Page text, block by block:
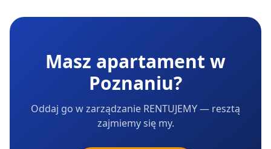
Masz apartament w
Poznaniu?
Oddaj go w zarządzanie RENTUJEMY — resztą
zajmiemy się my.